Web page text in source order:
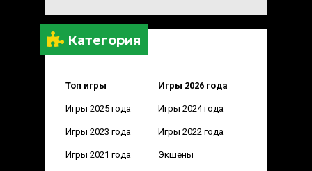
Категория
Топ игры Игры 2026 года
Игры 2025 года Игры 2024 года
Игры 2023 года Игры 2022 года
Игры 2021 года Экшены